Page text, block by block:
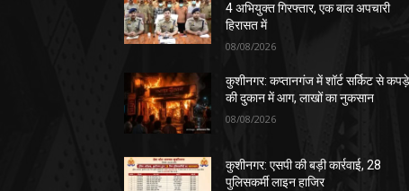
4 अभियुक्त गिरफ्तार, एक बाल अपचारी
हिरासत में
08/08/2026
कुशीनगर: कप्तानगंज में शॉर्ट सर्किट से कपड़े
की दुकान में आग, लाखों का नुकसान
08/08/2026
कुशीनगर: एसपी की बड़ी कार्रवाई, 28
पुलिसकर्मी लाइन हाजिर